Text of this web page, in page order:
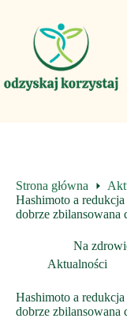
Strona główna
Hashimoto a
dobrze zbilansowana
Na
Aktualności
Hashimoto a
dobrze zbilansowana